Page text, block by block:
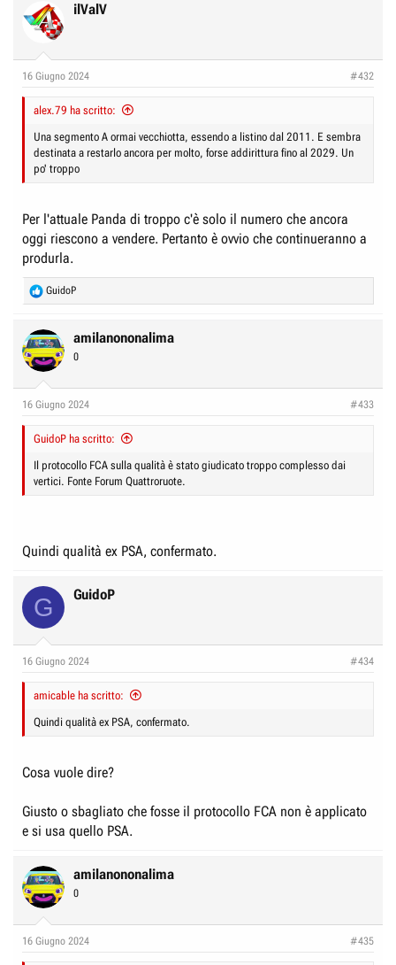
ilValV
16 Giugno 2024 #432
alex.79 ha scritto:
Una segmento A ormai vecchiotta, essendo a listino dal 2011. E sembra
destinata a restarlo ancora per molto, forse addirittura fino al 2029. Un
po' troppo
Per l'attuale Panda di troppo c'è solo il numero che ancora
oggi riescono a vendere. Pertanto è ovvio che continueranno a
produrla.
R
e
c
t
i
s
GuidoP
amilanononalima
0
16 Giugno 2024 #433
GuidoP ha scritto:
Il protocollo FCA sulla qualità è stato giudicato troppo complesso dai
vertici. Fonte Forum Quattroruote.
Quindi qualità ex PSA, confermato.
G GuidoP
16 Giugno 2024 #434
amicable ha scritto:
Quindi qualità ex PSA, confermato.
Cosa vuole dire?
Giusto o sbagliato che fosse il protocollo FCA non è applicato
e si usa quello PSA.
amilanononalima
0
16 Giugno 2024 #435